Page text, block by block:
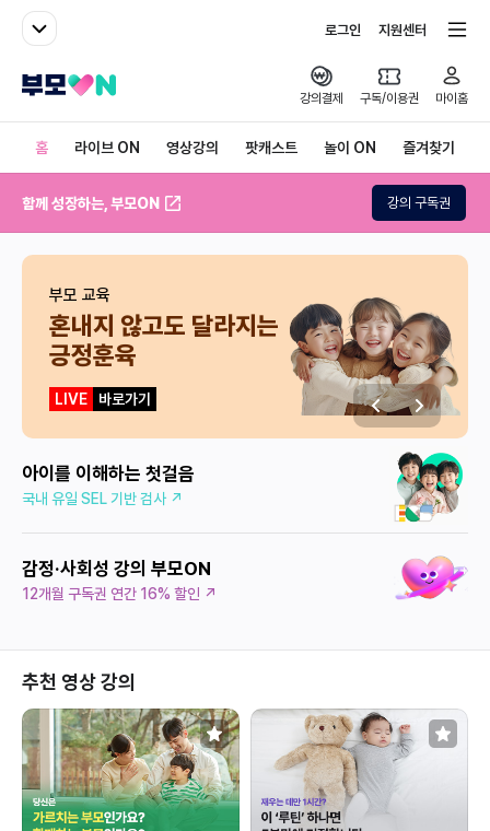
패밀리사이트
로그인 지원센터
부모ON
강의결제 구독/이용권 마이홈
홈 라이브 ON 영상강의 팟캐스트 놀이 ON 즐겨찾기
함께 성장하는, 부모ON 강의 구독권
부모 교육
혼내지 않고도 달라지는
긍정훈육
LIVE 바로가기 이전 다음
아이를 이해하는 첫걸음
국내 유일 SEL 기반 검사 ↗
감정·사회성 강의 부모ON
12개월 구독권 연간 16% 할인 ↗
추천 영상 강의